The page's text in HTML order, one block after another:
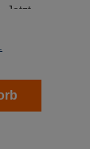
Jetzt